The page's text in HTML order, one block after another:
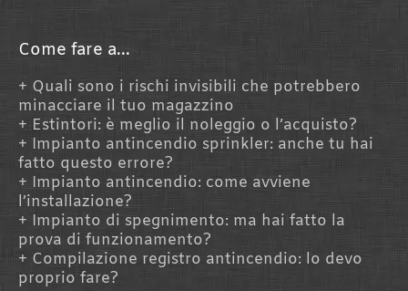
n
Come fare a...
Quali sono i rischi invisibili che potrebbero
minacciare il tuo magazzino
Estintori: è meglio il noleggio o l’acquisto?
Impianto antincendio sprinkler: anche tu hai
fatto questo errore?
Impianto antincendio: come avviene
l’installazione?
Impianto di spegnimento: ma hai fatto la
prova di funzionamento?
Compilazione registro antincendio: lo devo
proprio fare?